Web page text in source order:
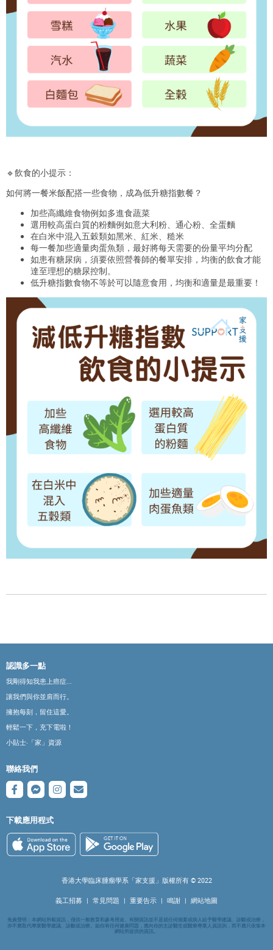
🔹飲食的小提示：
如何將一餐米飯配搭一些食物，成為低升糖指數餐？
加些高纖維食物例如多進食蔬菜
選用較高蛋白質的粉麵例如意大利粉、通心粉、全蛋麵
在白米中混入五穀類如黑米、紅米、糙米
每一餐加些適量肉蛋魚類，最好將每天需要的份量平均分配
如患有糖尿病，須要依照營養師的餐單安排，均衡的飲食才能
達至理想的糖尿控制。
低升糖指數食物不等於可以隨意食用，均衡和適量是最重要！
認識多一點
我剛得知我患上癌症...
讓我們與你並肩而行。
擁抱每刻，留住這愛。
輕鬆一下，充下電啦！
小貼士‧「家」資源
聯絡我們
下載應用程式
香港大學臨床腫瘤學系「家支援」版權所有 ©️ 2022
義工招募 | 常見問題 | 重要告示 | 鳴謝 | 網站地圖
免責聲明：本網站所載資訊，僅供一般教育和參考用途。有關資訊並不是就任何個案或病人給予醫學建議、診斷或治療，
亦不應取代專業醫學建議、診斷或治療。如你有任何健康問題，應向你的主診醫生或醫療專業人員諮詢，而不應只依靠本
網站所提供的資訊。